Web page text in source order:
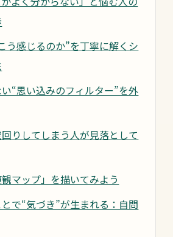
う感じるのか”を丁寧に解くシ
“思い込みのフィルター”を外
りしてしまう人が見落として
マップ」を描いてみよう
で“気づき”が生まれる：自問